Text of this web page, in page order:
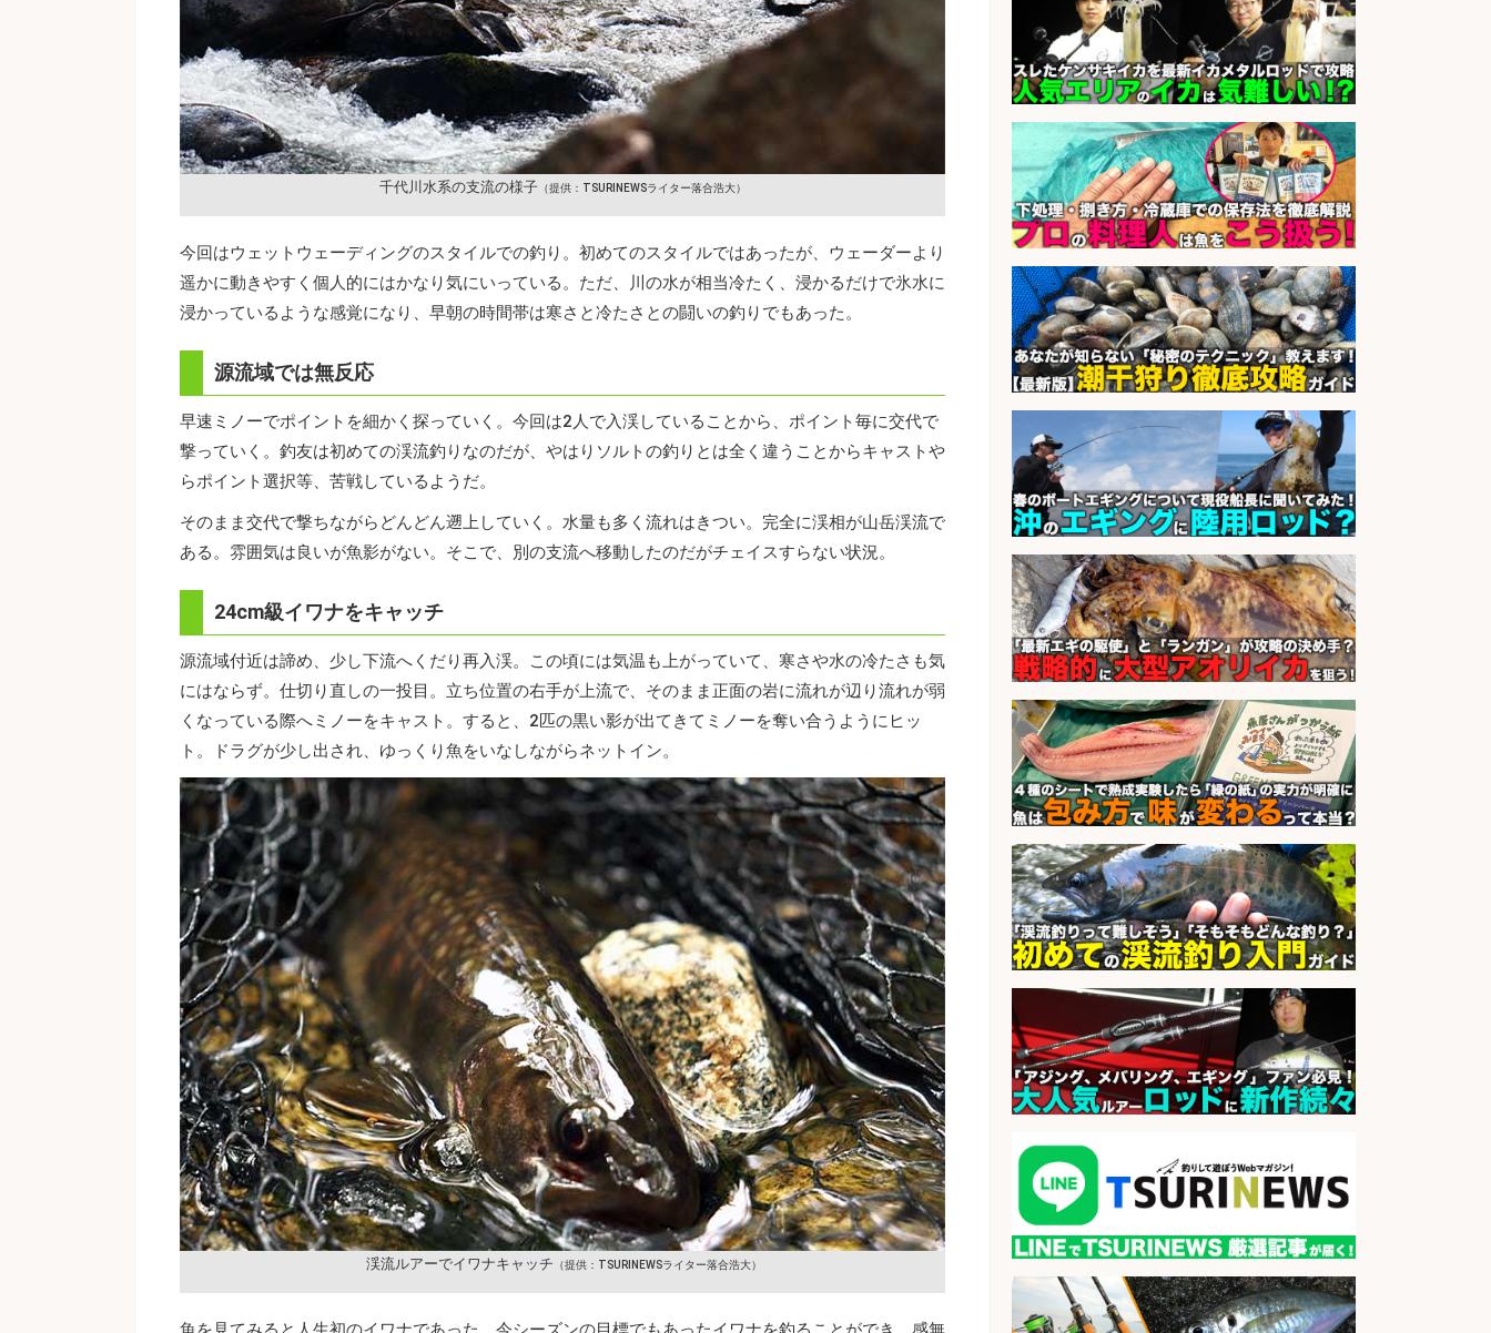
千代川水系の支流の様子（提供：TSURINEWSライター落合浩大）
今回はウェットウェーディングのスタイルでの釣り。初めてのスタイルではあったが、ウェーダーより
遥かに動きやすく個人的にはかなり気にいっている。ただ、川の水が相当冷たく、浸かるだけで氷水に
浸かっているような感覚になり、早朝の時間帯は寒さと冷たさとの闘いの釣りでもあった。
源流域では無反応
早速ミノーでポイントを細かく探っていく。今回は2人で入渓していることから、ポイント毎に交代で
撃っていく。釣友は初めての渓流釣りなのだが、やはりソルトの釣りとは全く違うことからキャストや
らポイント選択等、苦戦しているようだ。
そのまま交代で撃ちながらどんどん遡上していく。水量も多く流れはきつい。完全に渓相が山岳渓流で
ある。雰囲気は良いが魚影がない。そこで、別の支流へ移動したのだがチェイスすらない状況。
24cm級イワナをキャッチ
源流域付近は諦め、少し下流へくだり再入渓。この頃には気温も上がっていて、寒さや水の冷たさも気
にはならず。仕切り直しの一投目。立ち位置の右手が上流で、そのまま正面の岩に流れが辺り流れが弱
くなっている際へミノーをキャスト。すると、2匹の黒い影が出てきてミノーを奪い合うようにヒッ
ト。ドラグが少し出され、ゆっくり魚をいなしながらネットイン。
渓流ルアーでイワナキャッチ （提供：TSURINEWSライター落合浩大）
sponsored by 求人ボックス
さらに求人情報を見る